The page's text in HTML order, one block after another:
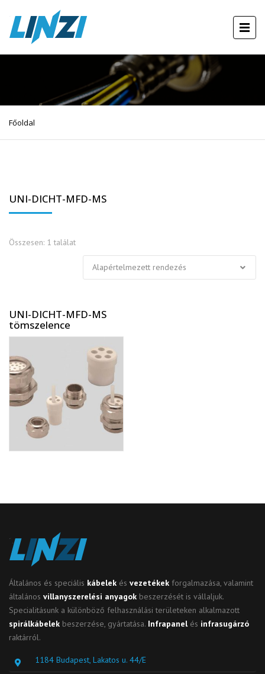
Főoldal
UNI-DICHT-MFD-MS
Összesen: 1 találat
UNI-DICHT-MFD-MS
tömszelence
Általános és speciális kábelek és vezetékek forgalmazása, valamint
általános villanyszerelési anyagok beszerzését is vállaljuk.
Specialitásunk a különböző felhasználási területeken alkalmazott
spirálkábelek beszerzése, gyártatása. Infrapanel és infrasugárzó
raktárról.
1184 Budapest, Lakatos u. 44/E